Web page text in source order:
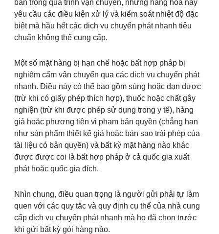
bẩn trong quá trình vận chuyển, những hàng hóa này
yêu cầu các điều kiện xử lý và kiểm soát nhiệt độ đặc
biệt mà hầu hết các dịch vụ chuyển phát nhanh tiêu
chuẩn không thể cung cấp.
Một số mặt hàng bị hạn chế hoặc bất hợp pháp bị
nghiêm cấm vận chuyển qua các dịch vụ chuyển phát
nhanh. Điều này có thể bao gồm súng hoặc đạn dược
(trừ khi có giấy phép thích hợp), thuốc hoặc chất gây
nghiện (trừ khi được phép sử dụng trong y tế), hàng
giả hoặc phương tiện vi phạm bản quyền (chẳng hạn
như sản phẩm thiết kế giả hoặc bản sao trái phép của
tài liệu có bản quyền) và bất kỳ mặt hàng nào khác
được được coi là bất hợp pháp ở cả quốc gia xuất
phát hoặc quốc gia đích.
Nhìn chung, điều quan trọng là người gửi phải tự làm
quen với các quy tắc và quy định cụ thể của nhà cung
cấp dịch vụ chuyển phát nhanh mà họ đã chọn trước
khi gửi bất kỳ gói hàng nào.